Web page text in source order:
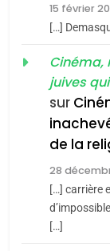
15 février
[…]
Cinéma,
juives
sur
de la
28
[…] carrière
[…]